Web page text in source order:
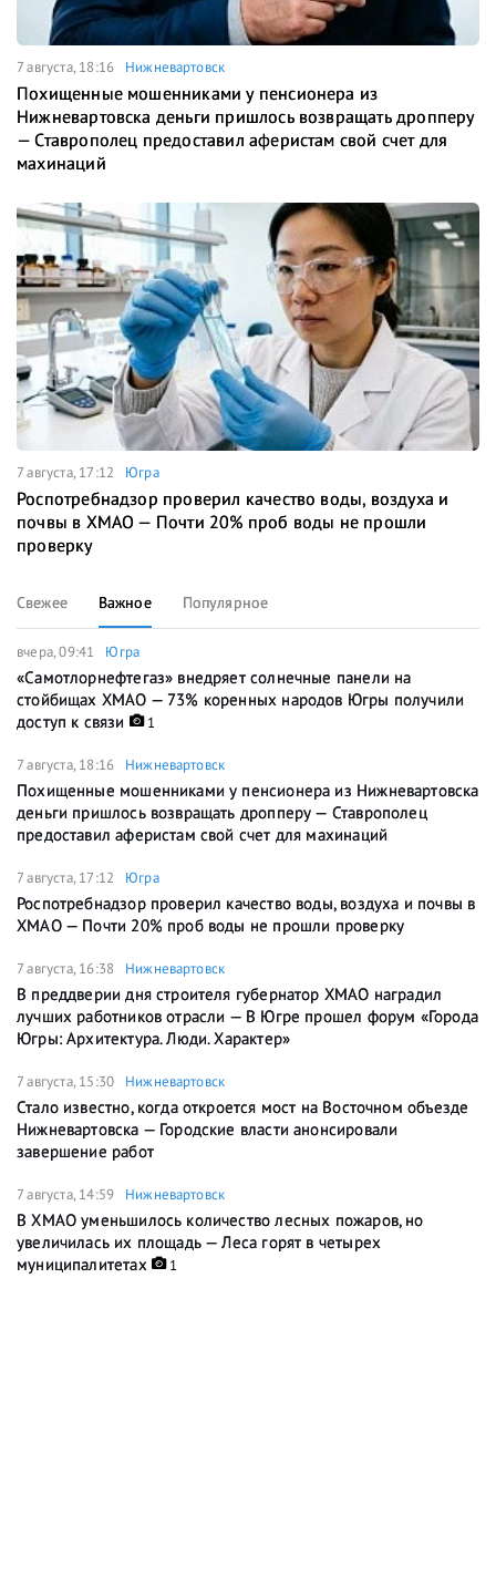
7 августа, 18:16 Нижневартовск
Похищенные мошенниками у пенсионера из
Нижневартовска деньги пришлось возвращать дропперу
— Ставрополец предоставил аферистам свой счет для
махинаций
7 августа, 17:12 Югра
Роспотребнадзор проверил качество воды, воздуха и
почвы в ХМАО — Почти 20% проб воды не прошли
проверку
Свежее Важное Популярное
вчера, 09:41 Югра
«Самотлорнефтегаз» внедряет солнечные панели на
стойбищах ХМАО — 73% коренных народов Югры получили
доступ к связи
1
7 августа, 18:16 Нижневартовск
Похищенные мошенниками у пенсионера из Нижневартовска
деньги пришлось возвращать дропперу — Ставрополец
предоставил аферистам свой счет для махинаций
7 августа, 17:12 Югра
Роспотребнадзор проверил качество воды, воздуха и почвы в
ХМАО — Почти 20% проб воды не прошли проверку
7 августа, 16:38 Нижневартовск
В преддверии дня строителя губернатор ХМАО наградил
лучших работников отрасли — В Югре прошел форум «Города
Югры: Архитектура. Люди. Характер»
7 августа, 15:30 Нижневартовск
Стало известно, когда откроется мост на Восточном объезде
Нижневартовска — Городские власти анонсировали
завершение работ
7 августа, 14:59 Нижневартовск
В ХМАО уменьшилось количество лесных пожаров, но
увеличилась их площадь — Леса горят в четырех
муниципалитетах
1